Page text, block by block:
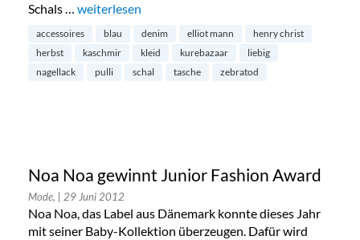
Schals … „Die neue Herbstfarbe: Blau“
weiterlesen
accessoires blau denim elliot mann
henry christ
herbst
kaschmir kleid kurebazaar
liebig
nagellack
pulli schal tasche zebratod
Noa Noa gewinnt Junior Fashion Award
Mode, | 29 Juni 2012
Noa Noa, das Label aus Dänemark konnte dieses Jahr
mit seiner Baby-Kollektion überzeugen. Dafür wird